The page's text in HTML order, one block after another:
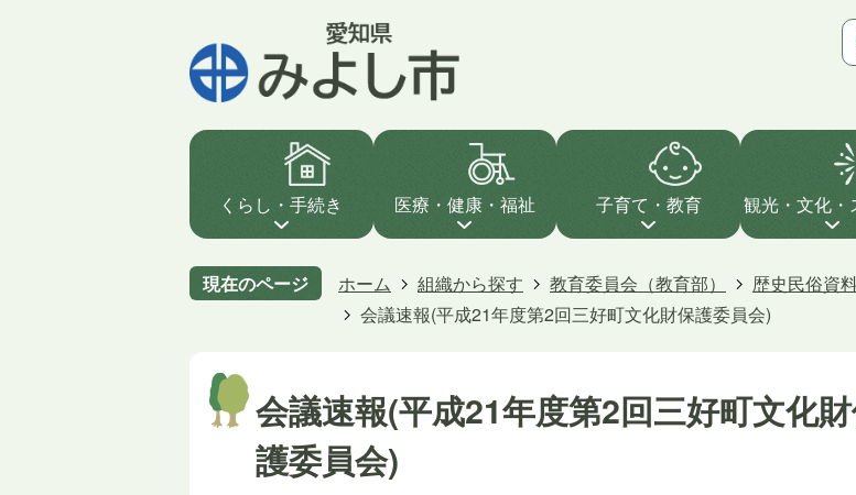
くらし・手続き 医療・健康・福祉 子育て・教育 観光・文化・
現在のページ ホーム 組織から探す 教育委員会（教育部） 歴史民俗資
会議速報(平成21年度第2回三好町文化財保護委員会)
会議速報(平成21年度第2回三好町文化
護委員会)